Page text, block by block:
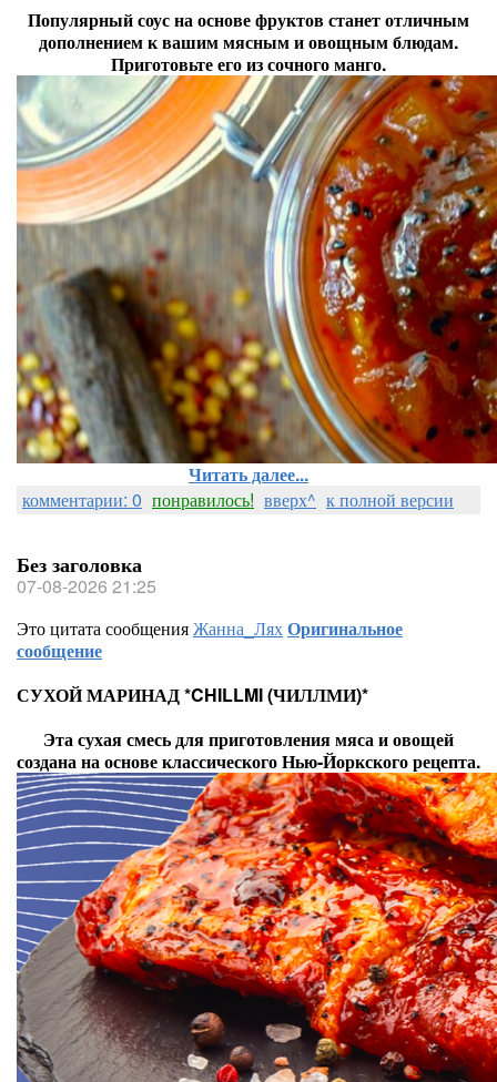
Популярный соус на основе фруктов станет отличным
дополнением к вашим мясным и овощным блюдам.
Приготовьте его из сочного манго.
Читать далее...
комментарии: 0 понравилось! вверх^ к полной версии
Без заголовка
07-08-2026 21:25
Это цитата сообщенияЖанна_ЛяхОригинальное
сообщение
СУХОЙ МАРИНАД *CHILLMI (ЧИЛЛМИ)*
Эта сухая смесь для приготовления мяса и овощей
создана на основе классического Нью-Йоркского рецепта.